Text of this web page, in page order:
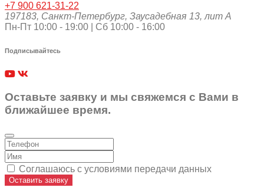
+7 900 621-31-22
197183, Санкт-Петербург, Заусадебная 13, лит А
Пн-Пт 10:00 - 19:00 | Сб 10:00 - 16:00
Подписывайтесь
Оставьте заявку и мы свяжемся с Вами в
ближайшее время.
Соглашаюсь с условиями передачи данных
Оставить заявку